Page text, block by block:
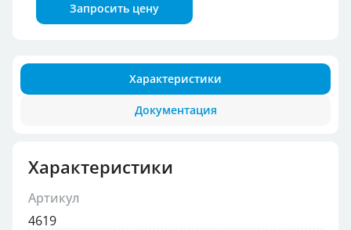
Запросить цену
Характеристики
Документация
Характеристики
Артикул
4619